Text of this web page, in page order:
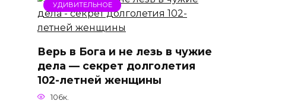
УДИВИТЕЛЬНОЕ
Верь в Бога и не лезь в чужие
дела — секрет долголетия
102-летней женщины
106к.